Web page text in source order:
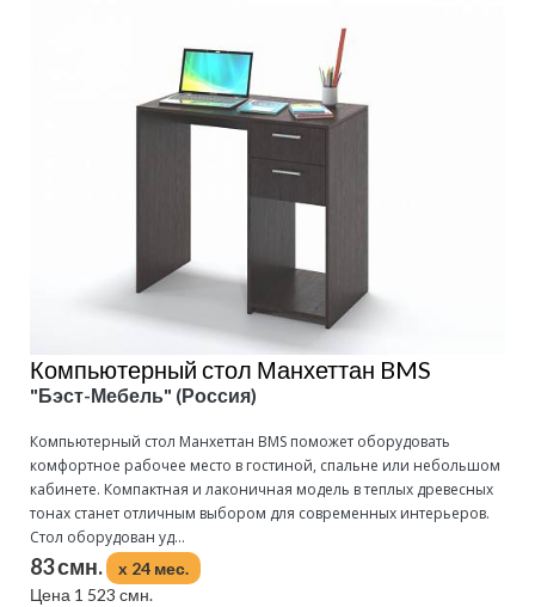
Компьютерный стол Манхеттан BMS
"Бэст-Мебель" (Россия)
Компьютерный стол Манхеттан BMS поможет оборудовать
комфортное рабочее место в гостиной, спальне или небольшом
кабинете. Компактная и лаконичная модель в теплых древесных
тонах станет отличным выбором для современных интерьеров.
Стол оборудован уд...
83 смн.
x 24 мес.
Цена 1 523 смн.